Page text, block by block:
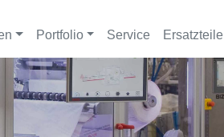
Portfolio Service Ersatzteile